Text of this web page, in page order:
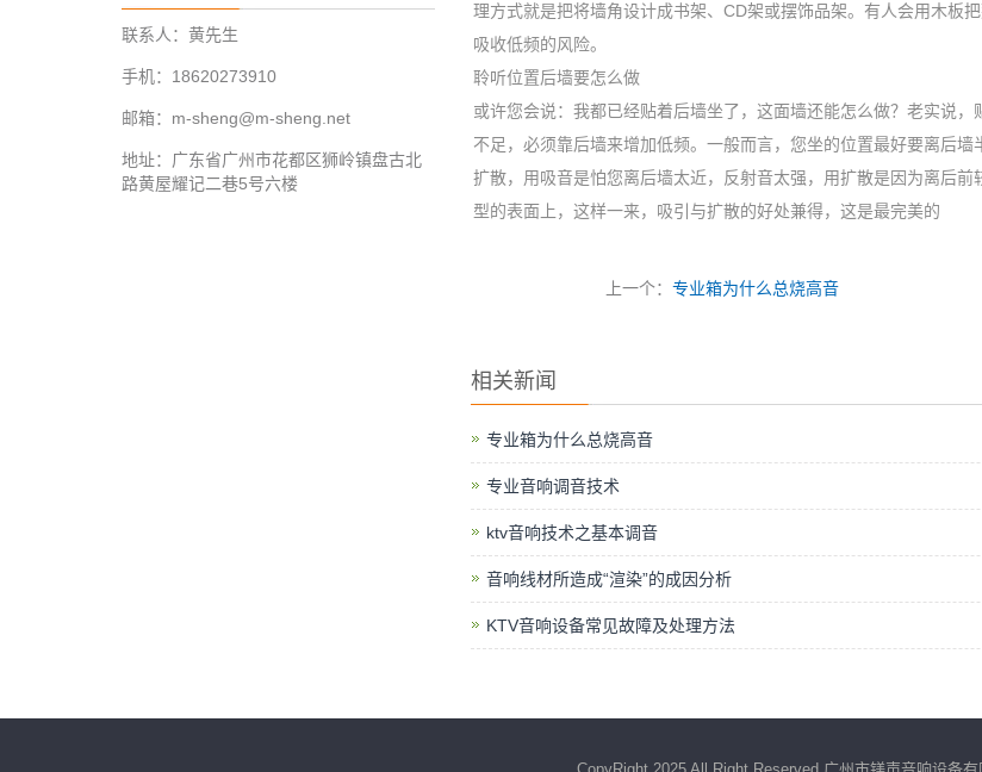
理方式就是把将墙角设计成书架、CD架或摆饰品架。有人会用木板
吸收低频的风险。
聆听位置后墙要怎么做
或许您会说：我都已经贴着后墙坐了，这面墙还能怎么做？老实说
不足，必须靠后墙来增加低频。一般而言，您坐的位置最好要离后
扩散，用吸音是怕您离后墙太近，反射音太强，用扩散是因为离后
型的表面上，这样一来，吸引与扩散的好处兼得，这是最完美的
上一个：专业箱为什么总烧高音
相关新闻
专业箱为什么总烧高音
专业音响调音技术
ktv音响技术之基本调音
音响线材所造成“渲染”的成因分析
KTV音响设备常见故障及处理方法
联系人：黄先生
手机：18620273910
邮箱：m-sheng@m-sheng.net
地址：广东省广州市花都区狮岭镇盘古北
路黄屋耀记二巷5号六楼